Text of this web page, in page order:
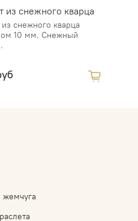
из снежного кварца
снежного кварца
10 мм. Снежный
жемчуга